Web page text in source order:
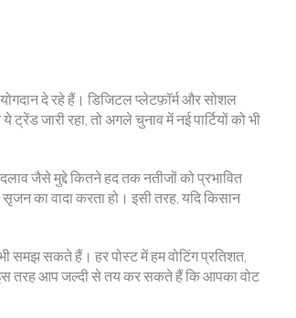
दे रहे हैं। डिजिटल प्लेटफ़ॉर्म और सोशल
जारी रहा, तो अगले चुनाव में नई पार्टियों को भी
जैसे मुद्दे कितने हद तक नतीजों को प्रभावित
का वादा करता हो। इसी तरह, यदि किसान
समझ सकते हैं। हर पोस्ट में हम वोटिंग प्रतिशत,
तरह आप जल्दी से तय कर सकते हैं कि आपका वोट